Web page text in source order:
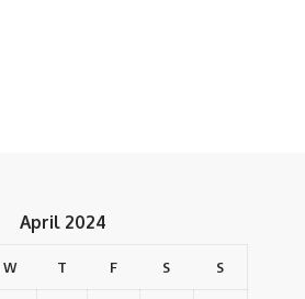
April 2024
W T F S S